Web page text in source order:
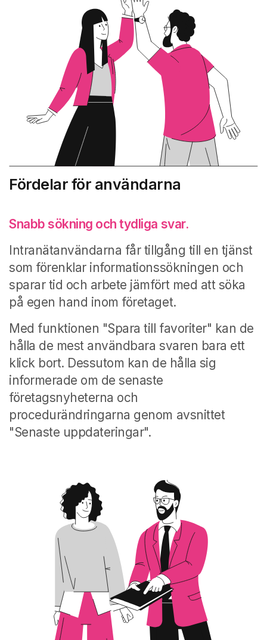
Fördelar för användarna
Snabb sökning och tydliga svar.
Intranätanvändarna får tillgång till en tjänst
som förenklar informationssökningen och
sparar tid och arbete jämfört med att söka
på egen hand inom företaget.
Med funktionen "Spara till favoriter" kan de
hålla de mest användbara svaren bara ett
klick bort. Dessutom kan de hålla sig
informerade om de senaste
företagsnyheterna och
procedurändringarna genom avsnittet
"Senaste uppdateringar".